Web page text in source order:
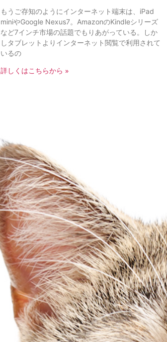
もうご存知のようにインターネット端末は、iPad
miniやGoogle Nexus7。AmazonのKindleシリーズ
など7インチ市場の話題でもりあがっている。しか
しタブレットよりインターネット閲覧で利用されて
いるの
詳しくはこちらから »